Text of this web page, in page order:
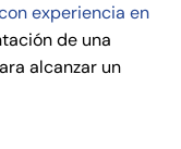
experiencia en
de una
alcanzar un